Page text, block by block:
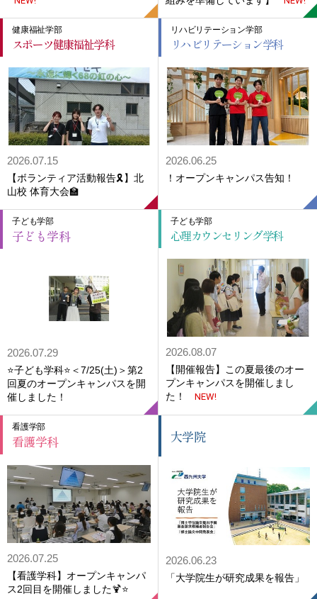
健康福祉学部
スポーツ健康福祉学科
2026.07.15
【ボランティア活動報告🎗️】北
山校 体育大会🏫
リハビリテーション学部
リハビリテーション学科
2026.06.25
！オープンキャンパス告知！
子ども学部
子ども学科
2026.07.29
⭐子ども学科⭐＜7/25(土)＞第2
回夏のオープンキャンパスを開
催しました！
子ども学部
心理カウンセリング学科
2026.08.07
【開催報告】この夏最後のオー
プンキャンパスを開催しまし
た！
NEW!
看護学部
看護学科
2026.07.25
【看護学科】オープンキャンパ
ス2回目を開催しました🍹⭐
大学院
2026.06.23
「大学院生が研究成果を報告」